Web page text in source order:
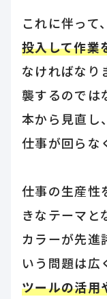
これに伴って
投入して作業
なければなり
襲するのでは
本から見直し
仕事が回らな
仕事の生産性
きなテーマと
カラーが先進
いう問題は広
ツールの活用